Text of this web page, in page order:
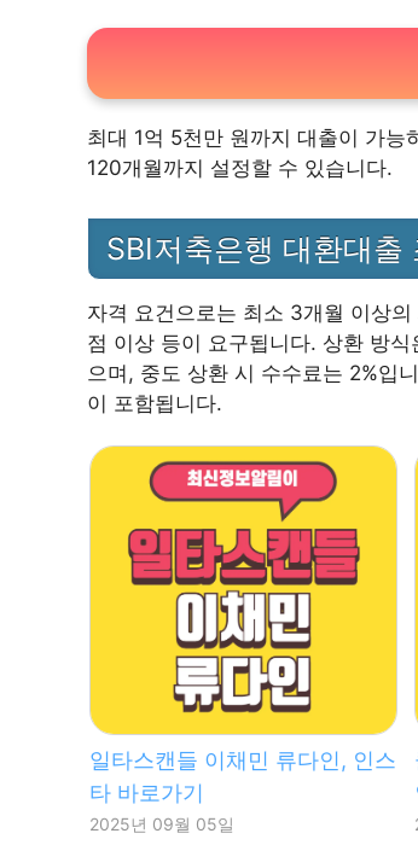
최대 1억 5천만 원까지 대출이 가
120개월까지 설정할 수 있습니다.
SBI저축은행 대환대출
자격 요건으로는 최소 3개월 이상
점 이상 등이 요구됩니다. 상환 방
으며, 중도 상환 시 수수료는 2%입
이 포함됩니다.
일타스캔들 이채민 류다인, 인스
타 바로가기
2025년 09월 05일